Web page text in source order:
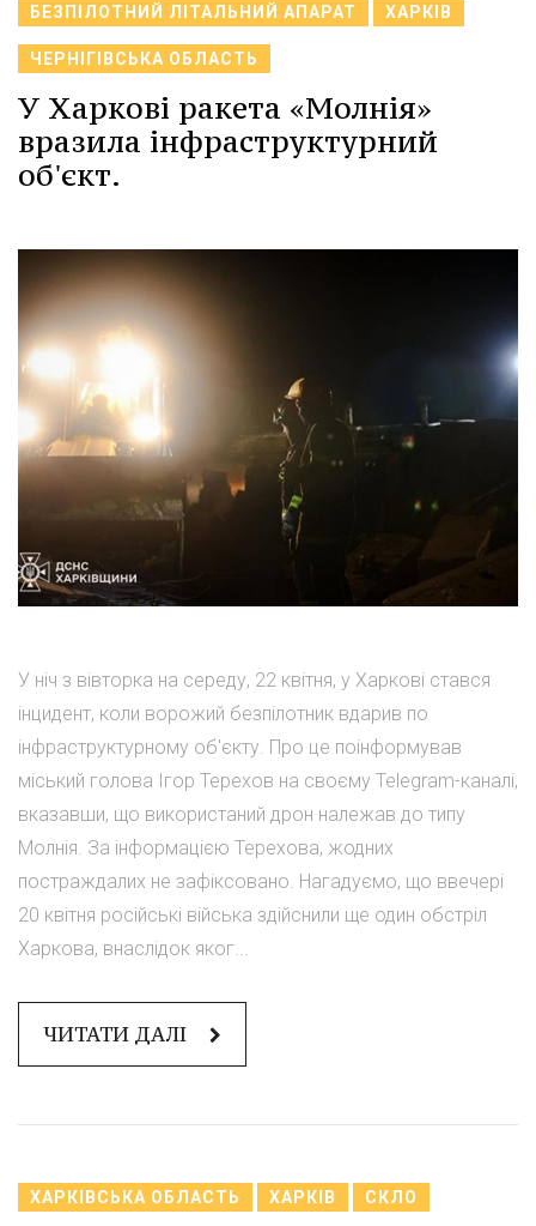
БЕЗПІЛОТНИЙ ЛІТАЛЬНИЙ АПАРАТ ХАРКІВ
ЧЕРНІГІВСЬКА ОБЛАСТЬ
У Харкові ракета «Молнія»
вразила інфраструктурний
об'єкт.
У ніч з вівторка на середу, 22 квітня, у Харкові стався
інцидент, коли ворожий безпілотник вдарив по
інфраструктурному об'єкту. Про це поінформував
міський голова Ігор Терехов на своєму Telegram-каналі,
вказавши, що використаний дрон належав до типу
Молнія. За інформацією Терехова, жодних
постраждалих не зафіксовано. Нагадуємо, що ввечері
20 квітня російські війська здійснили ще один обстріл
Харкова, внаслідок яког...
ЧИТАТИ ДАЛІ
ХАРКІВСЬКА ОБЛАСТЬ ХАРКІВ СКЛО